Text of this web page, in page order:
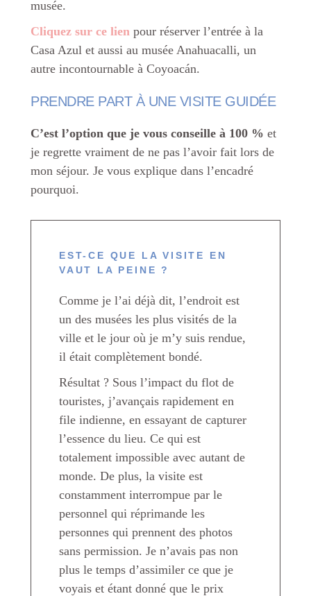
musée.
Cliquez sur ce lien pour réserver l’entrée à la
Casa Azul et aussi au musée Anahuacalli, un
autre incontournable à Coyoacán.
PRENDRE PART À UNE VISITE GUIDÉE
C’est l’option que je vous conseille à 100 % et
je regrette vraiment de ne pas l’avoir fait lors de
mon séjour. Je vous explique dans l’encadré
pourquoi.
EST-CE QUE LA VISITE EN
VAUT LA PEINE ?
Comme je l’ai déjà dit, l’endroit est
un des musées les plus visités de la
ville et le jour où je m’y suis rendue,
il était complètement bondé.
Résultat ? Sous l’impact du flot de
touristes, j’avançais rapidement en
file indienne, en essayant de capturer
l’essence du lieu. Ce qui est
totalement impossible avec autant de
monde. De plus, la visite est
constamment interrompue par le
personnel qui réprimande les
personnes qui prennent des photos
sans permission. Je n’avais pas non
plus le temps d’assimiler ce que je
voyais et étant donné que le prix